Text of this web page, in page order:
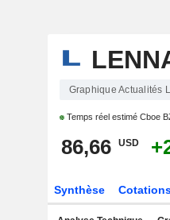
Graphique Actualités
Temps réel estimé Cboe
86,66 USD
Synthèse